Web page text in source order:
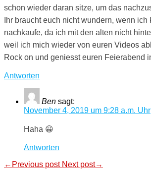
schon wieder daran sitze, um das
Ihr braucht euch nicht wundern, wenn
nachkaufe, da ich mit den alten nicht
weil ich mich wieder von euren Videos
Rock on und geniesst euren Feierabend
Antworten
Ben sagt:
November 4, 2019 um 9:28 a.m. Uhr
Haha 😀
Antworten
←Previous post Next post→